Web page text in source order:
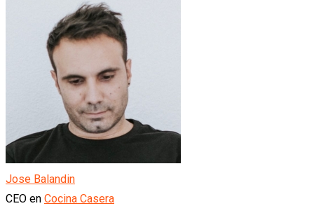
Jose Balandin
CEO en Cocina Casera